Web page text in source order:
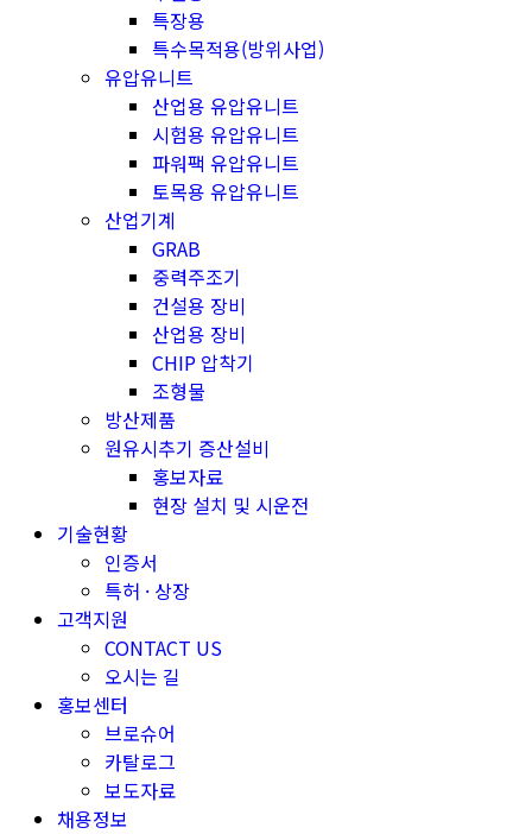
특장용
특수목적용(방위사업)
유압유니트
산업용 유압유니트
시험용 유압유니트
파워팩 유압유니트
토목용 유압유니트
산업기계
GRAB
중력주조기
건설용 장비
산업용 장비
CHIP 압착기
조형물
방산제품
원유시추기 증산설비
홍보자료
현장 설치 및 시운전
기술현황
인증서
특허 · 상장
고객지원
CONTACT US
오시는 길
홍보센터
브로슈어
카탈로그
보도자료
채용정보